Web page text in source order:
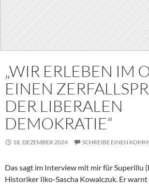
„WIR ERLEBEN IM
EINEN
DER LIBERALEN
DEMOKRATIE“
18. DEZEMBER 2024 SCHREIBE EINEN
Das sagt im Interview mit mir für Superillu
Historiker Ilko-Sascha Kowalczuk. Er